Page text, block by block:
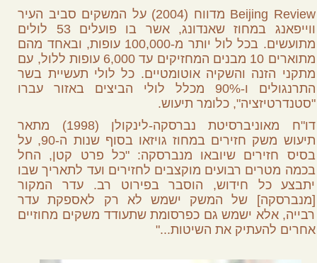
Beijing Review מדווח (2004) על המשקים סביב העיר
ווייפאנג במחוז שאנדונג, אשר בו פועלים 53 לולים
מתועשים. בכל לול יותר מ-100,000 עופות, ובאחד מהם
מתוארים 10 מבנים המחזיקים עד 6,000 עופות ללול, עם
מתקני הזנה והשקיה אוטומטיים. כל לולי תעשיית בשר
התרנגולים ו-90% מכלל לולי הביצים באזור עברו
"סטנדרטיזציה", כלומר תיעוש.
דו"ח מאוניברסיטת נברסקה-לינקולן (1998) מתאר
תיעוש משק חזירים במחוז גויזאו בסוף שנות ה-90, על
בסיס חזירים שיובאו מנברסקה: "כל פרט קטן, החל
בכמה מטרים רבועים מוקצבים לחזירים ועד לתאריך שבו
יתבצע כל חידוש, הוסבר בפירוט רב. עדר המקור
[מנברסקה] של המשק ישמש לא רק לאספקת עדר
רבייה, אלא ישמש גם כפרסומת שתעודד משקים מחוזיים
אחרים להעתיק את השיטות..."